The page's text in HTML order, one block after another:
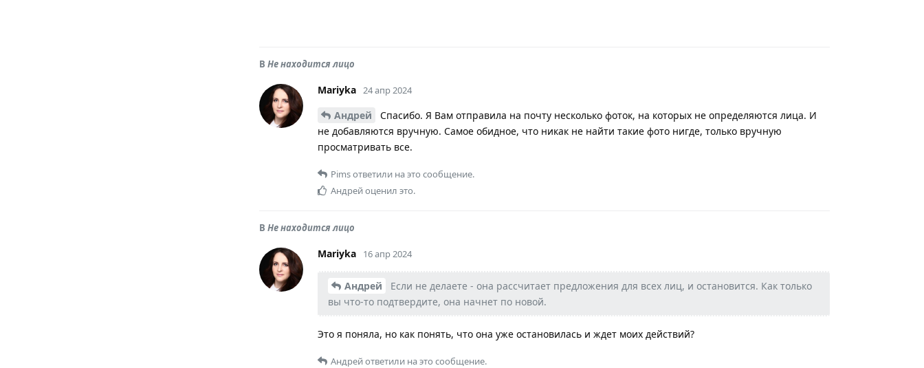
В Не находится лицо
Mariyka 24 апр 2024
Андрей
Спасибо. Я Вам отправила на почту несколько фоток, на которых не определяются лица. И
не добавляются вручную. Самое обидное, что никак не найти такие фото нигде, только вручную
просматривать все.
Pimsответили на это сообщение.
Андрейоценил это.
В Не находится лицо
Mariyka 16 апр 2024
Андрей
Если не делаете - она рассчитает предложения для всех лиц, и остановится. Как только
вы что-то подтвердите, она начнет по новой.
Это я поняла, но как понять, что она уже остановилась и ждет моих действий?
Андрейответили на это сообщение.